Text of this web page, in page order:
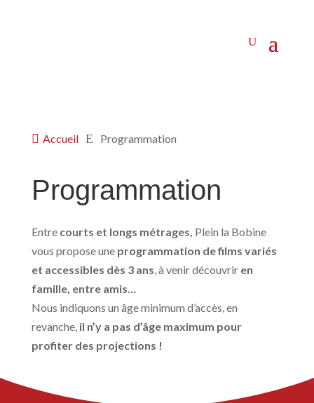
 Accueil E Programmation
Programmation
Entre courts et longs métrages, Plein la Bobine
vous propose une programmation de films variés
et accessibles dès 3 ans, à venir découvrir en
famille, entre amis…
Nous indiquons un âge minimum d’accès, en
revanche, il n’y a pas d’âge maximum pour
profiter des projections !